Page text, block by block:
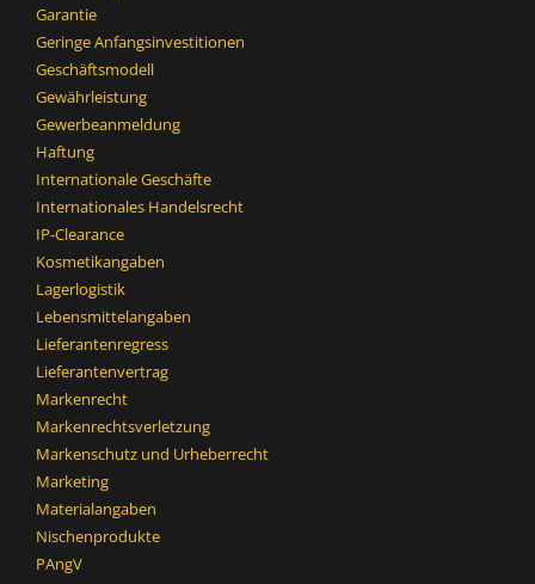
Garantie
Geringe Anfangsinvestitionen
Geschäftsmodell
Gewährleistung
Gewerbeanmeldung
Haftung
Internationale Geschäfte
Internationales Handelsrecht
IP-Clearance
Kosmetikangaben
Lagerlogistik
Lebensmittelangaben
Lieferantenregress
Lieferantenvertrag
Markenrecht
Markenrechtsverletzung
Markenschutz und Urheberrecht
Marketing
Materialangaben
Nischenprodukte
PAngV